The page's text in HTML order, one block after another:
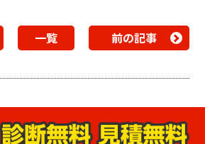
一覧 前の記事